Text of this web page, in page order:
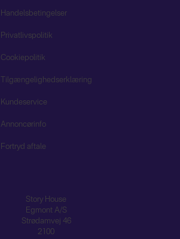
Handelsbetingelser
Privatlivspolitik
Cookiepolitik
Tilgængelighedserklæring
Kundeservice
Annoncørinfo
Fortryd aftale
Story House
Egmont A/S
Strødamvej 46
2100